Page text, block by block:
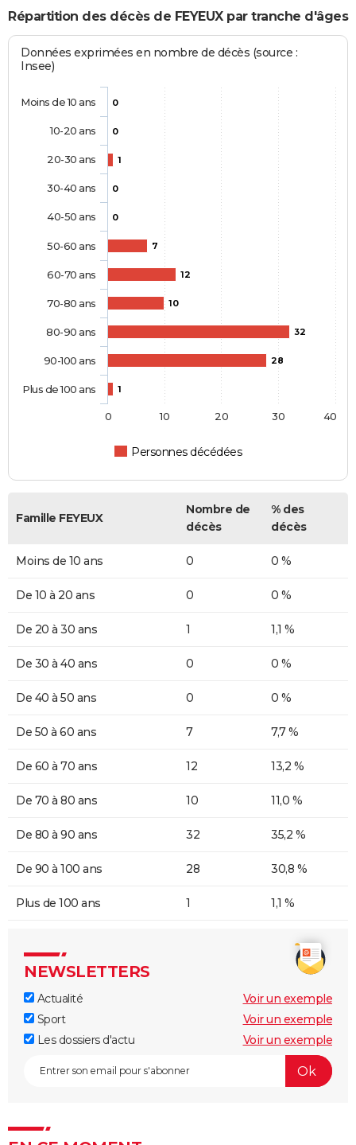
Répartition des décès de FEYEUX par tranche d'âges
Données exprimées en nombre de décès (source :
Insee)
0
0
1
0
0
7
12
10
32
28
1
Personnes décédées
Moins de 10 ans
10-20 ans
20-30 ans
30-40 ans
40-50 ans
50-60 ans
60-70 ans
70-80 ans
80-90 ans
90-100 ans
Plus de 100 ans
0 10 20 30 40
Famille FEYEUX
Nombre de
décès
% des
décès
Moins de 10 ans 0 0 %
De 10 à 20 ans 0 0 %
De 20 à 30 ans 1 1,1 %
De 30 à 40 ans 0 0 %
De 40 à 50 ans 0 0 %
De 50 à 60 ans 7 7,7 %
De 60 à 70 ans 12 13,2 %
De 70 à 80 ans 10 11,0 %
De 80 à 90 ans 32 35,2 %
De 90 à 100 ans 28 30,8 %
Plus de 100 ans 1 1,1 %
NEWSLETTERS
Actualité
Voir un exemple
Sport
Voir un exemple
Les dossiers d'actu
Voir un exemple